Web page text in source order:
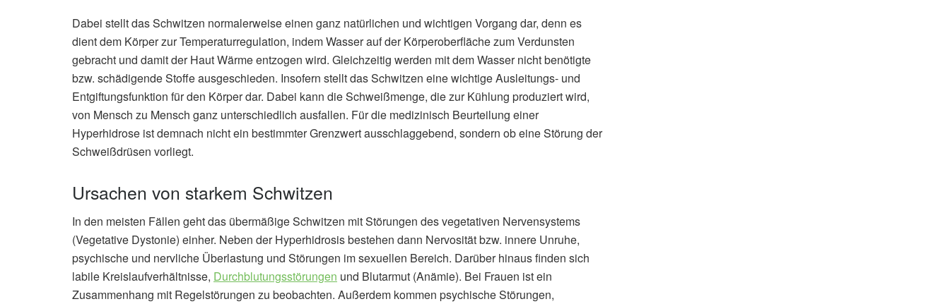
Dabei stellt das Schwitzen normalerweise einen ganz natürlichen und wichtigen Vorgang dar, denn es
dient dem Körper zur Temperaturregulation, indem Wasser auf der Körperoberfläche zum Verdunsten
gebracht und damit der Haut Wärme entzogen wird. Gleichzeitig werden mit dem Wasser nicht benötigte
bzw. schädigende Stoffe ausgeschieden. Insofern stellt das Schwitzen eine wichtige Ausleitungs- und
Entgiftungsfunktion für den Körper dar. Dabei kann die Schweißmenge, die zur Kühlung produziert wird,
von Mensch zu Mensch ganz unterschiedlich ausfallen. Für die medizinisch Beurteilung einer
Hyperhidrose ist demnach nicht ein bestimmter Grenzwert ausschlaggebend, sondern ob eine Störung der
Schweißdrüsen vorliegt.
Ursachen von starkem Schwitzen
In den meisten Fällen geht das übermäßige Schwitzen mit Störungen des vegetativen Nervensystems
(Vegetative Dystonie) einher. Neben der Hyperhidrosis bestehen dann Nervosität bzw. innere Unruhe,
psychische und nervliche Überlastung und Störungen im sexuellen Bereich. Darüber hinaus finden sich
labile Kreislaufverhältnisse, Durchblutungsstörungen und Blutarmut (Anämie). Bei Frauen ist ein
Zusammenhang mit Regelstörungen zu beobachten. Außerdem kommen psychische Störungen,